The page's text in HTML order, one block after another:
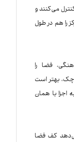
می‌کنند و
را هم در طول
فضا را
بهتر است
اجزا با همان
می‌دهد کف فضا